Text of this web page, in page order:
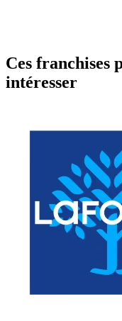
Ces franchises
intéresser